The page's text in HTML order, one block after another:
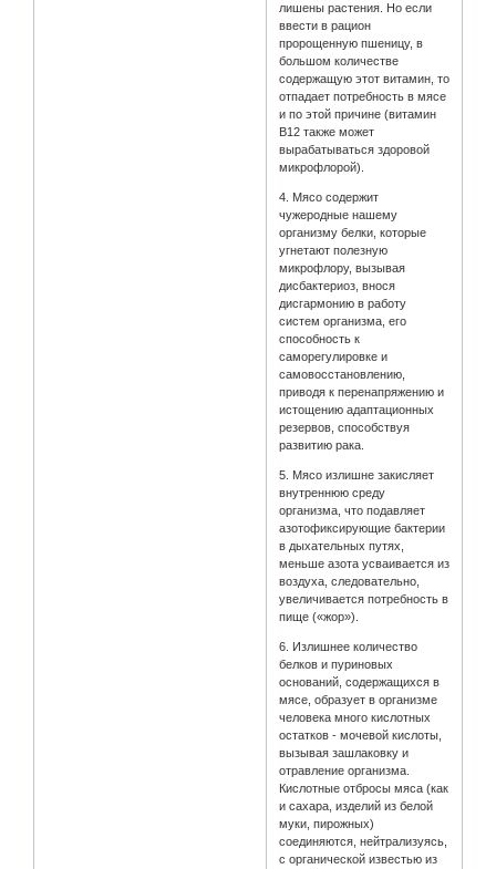
лишены растения. Но если
ввести в рацион
пророщенную пшеницу, в
большом количестве
содержащую этот витамин, то
отпадает потребность в мясе
и по этой причине (витамин
В12 также может
вырабатываться здоровой
микрофлорой).
4. Мясо содержит
чужеродные нашему
организму белки, которые
угнетают полезную
микрофлору, вызывая
дисбактериоз, внося
дисгармонию в работу
систем организма, его
способность к
саморегулировке и
самовосстановлению,
приводя к перенапряжению и
истощению адаптационных
резервов, способствуя
развитию рака.
5. Мясо излишне закисляет
внутреннюю среду
организма, что подавляет
азотофиксирующие бактерии
в дыхательных путях,
меньше азота усваивается из
воздуха, следовательно,
увеличивается потребность в
пище («жор»).
6. Излишнее количество
белков и пуриновых
оснований, содержащихся в
мясе, образует в организме
человека много кислотных
остатков - мочевой кислоты,
вызывая зашлаковку и
отравление организма.
Кислотные отбросы мяса (как
и сахара, изделий из белой
муки, пирожных)
соединяются, нейтрализуясь,
с органической известью из